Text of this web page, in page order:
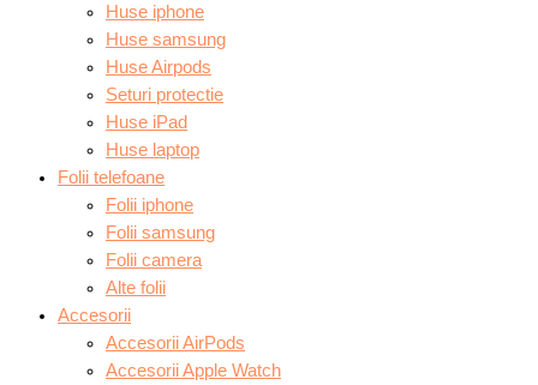
Huse iphone
Huse samsung
Huse Airpods
Seturi protectie
Huse iPad
Huse laptop
Folii telefoane
Folii iphone
Folii samsung
Folii camera
Alte folii
Accesorii
Accesorii AirPods
Accesorii Apple Watch